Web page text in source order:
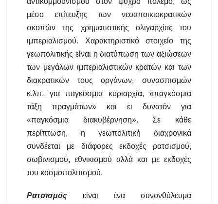
μέσο επίτευξης των νεοαποικιοκρατικών
σκοπών της χρηματιστικής ολιγαρχίας του
ιμπεριαλισμού. Χαρακτηριστικό στοιχείο της
γεωπολιτικής είναι η διατύπωση των αξιώσεων
των μεγάλων ιμπεριαλιστικών κρατών και των
διακρατικών τους οργάνων, συνασπισμών
κ.λπ. για παγκόσμια κυριαρχία, «παγκόσμια
τάξη πραγμάτων» και ει δυνατόν για
«παγκόσμια διακυβέρνηση». Σε κάθε
περίπτωση, η γεωπολιτική διαχρονικά
συνδέεται με διάφορες εκδοχές ρατσισμού,
σωβινισμού, εθνικισμού αλλά και με εκδοχές
του κοσμοπολιτισμού.
Ρατσισμός είναι ένα συνονθύλευμα